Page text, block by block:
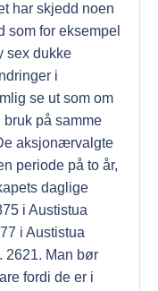
har skjedd noen
som for eksempel
sex dukke
i
se ut som om
på samme
aksjonærvalgte
periode på to år,
daglige
i Austistua
i Austistua
2621. Man bør
fordi de er i